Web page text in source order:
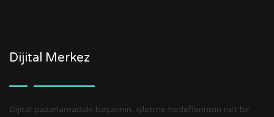
Dijital Merkez
Dijital pazarlamadaki başarının, işletme hedeflerinizin net bir